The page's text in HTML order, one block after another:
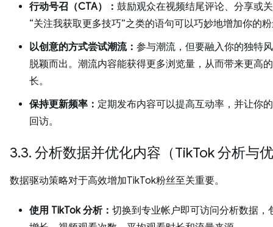
行动号召（CTA）： 鼓励观众在视频结尾评论、分享或
“关注我获取更多技巧”之类的语句可以巧妙地增加你的
以创意的方式尝试潮流： 参与潮流，但要融入你的独特
脱颖而出。潮流内容能获得更多浏览量，从而带来更高
长。
保持更新频率： 定期发布内容可以提高互动率，并让你
回访。
3.3. 分析数据并优化内容（TikTok 分析与
数据驱动策略对于高效增加TikTok粉丝至关重要。
使用 TikTok 分析： 切换到专业帐户即可访问分析数据，